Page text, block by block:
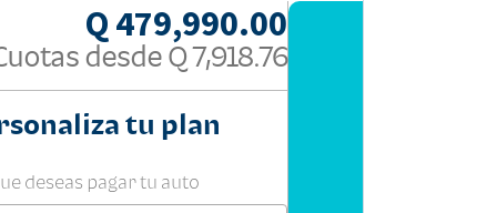
Q 479,990.00
desde Q 7,918.76
tu plan
deseas pagar tu auto